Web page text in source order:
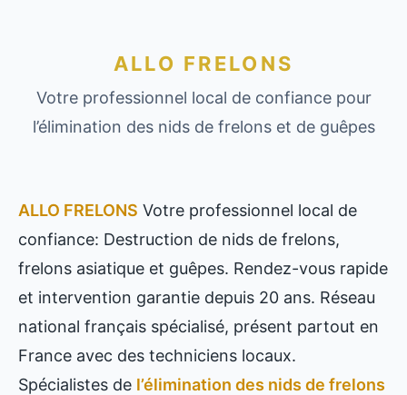
ALLO FRELONS
Votre professionnel local de confiance pour
l’élimination des nids de frelons et de guêpes
ALLO FRELONS Votre professionnel local de
confiance: Destruction de nids de frelons,
frelons asiatique et guêpes. Rendez-vous rapide
et intervention garantie depuis 20 ans. Réseau
national français spécialisé, présent partout en
France avec des techniciens locaux.
Spécialistes de l’élimination des nids de frelons